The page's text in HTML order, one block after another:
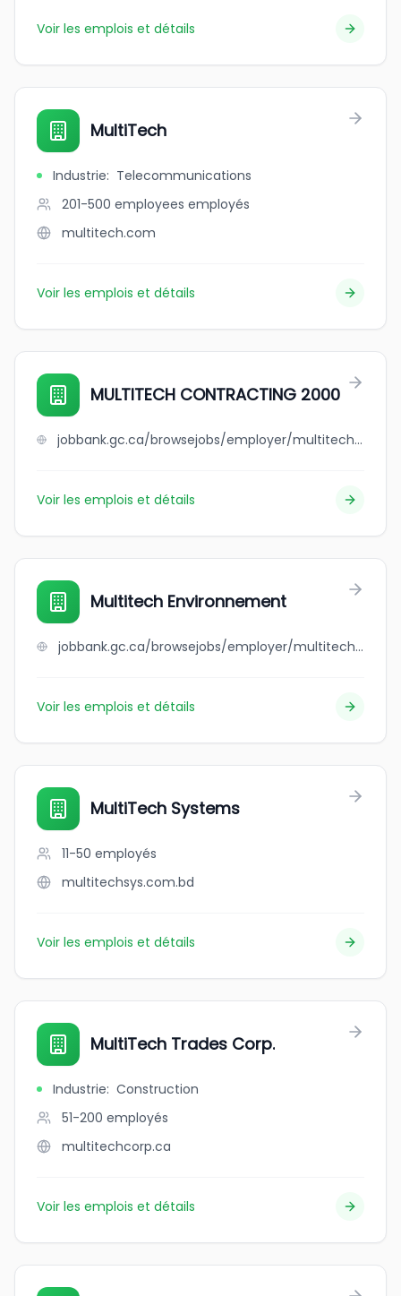
Voir les emplois et détails
MultiTech
Industrie: Telecommunications
201-500 employees employés
multitech.com
Voir les emplois et détails
MULTITECH CONTRACTING 2000
jobbank.gc.ca/browsejobs/employer/multitech+contracting+2000/ca
Voir les emplois et détails
Multitech Environnement
jobbank.gc.ca/browsejobs/employer/multitech+environnement/ca
Voir les emplois et détails
MultiTech Systems
11-50 employés
multitechsys.com.bd
Voir les emplois et détails
MultiTech Trades Corp.
Industrie: Construction
51-200 employés
multitechcorp.ca
Voir les emplois et détails